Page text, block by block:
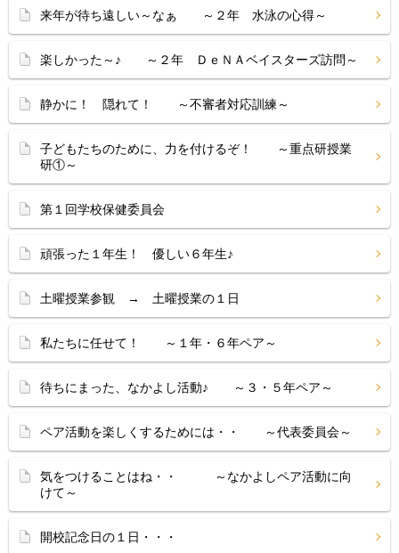
来年が待ち遠しい～なぁ ～２年 水泳の心得～
楽しかった～♪ ～２年 ＤｅＮＡベイスターズ訪問～
静かに！ 隠れて！ ～不審者対応訓練～
子どもたちのために、力を付けるぞ！ ～重点研授業
研①～
第１回学校保健委員会
頑張った１年生！ 優しい６年生♪
土曜授業参観 → 土曜授業の１日
私たちに任せて！ ～１年・６年ペア～
待ちにまった、なかよし活動♪ ～３・５年ペア～
ペア活動を楽しくするためには・・ ～代表委員会～
気をつけることはね・・ ～なかよしペア活動に向
けて～
開校記念日の１日・・・